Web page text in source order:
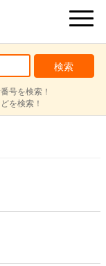
号を検索！
を検索！